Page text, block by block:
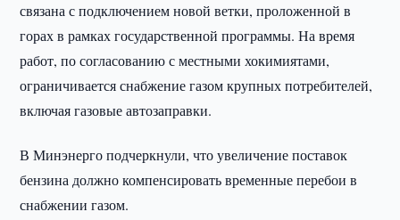
связана с подключением новой ветки, проложенной в
горах в рамках государственной программы. На время
работ, по согласованию с местными хокимиятами,
ограничивается снабжение газом крупных потребителей,
включая газовые автозаправки.
В Минэнерго подчеркнули, что увеличение поставок
бензина должно компенсировать временные перебои в
снабжении газом.